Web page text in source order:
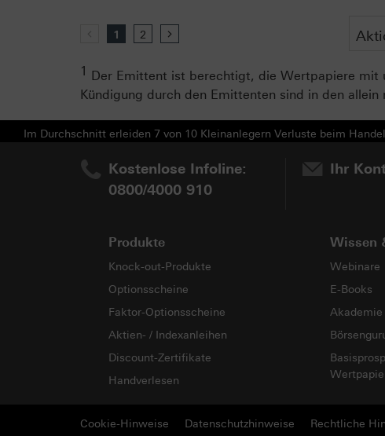
zurück
1 2
1 Der Emittent ist berechtigt, die Wertpapiere mit
Kündigung durch den Emittenten sind in den
Im Durchschnitt erleiden 7 von 10 Kleinanlegern Verluste beim
Kostenlose Infoline:
0800/4000 910
Ihr
Produkte
Knock-out-Produkte
Optionsscheine
Faktor-Optionsscheine
Aktien- / Indexanleihen
Discount-Zertifikate
Handverlesen
Wissen
Webinare
E-Books
Akademie
Cookie-Hinweise Datenschutzhinweise Rechtliche